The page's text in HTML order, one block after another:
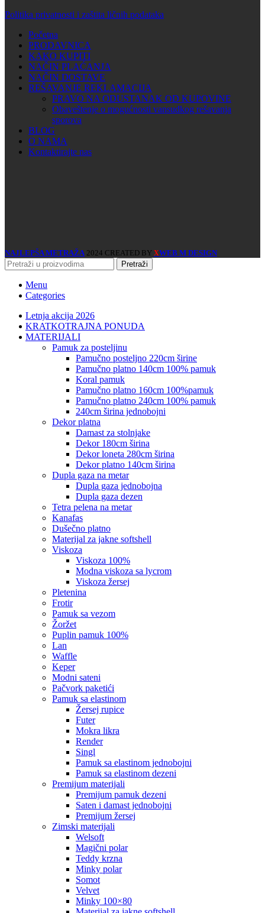
Politika privatnosti i zaštita ličnih podataka
Početna
PRODAVNICA
KAKO KUPITI
NAČIN PLAĆANJA
NAČIN DOSTAVE
REŠAVANJE REKLAMACIJA
PRAVO NA ODUSTANAK OD KUPOVINE
Obaveštenje o mogućnosti vansudkog rešavanja
sporova
BLOG
O NAMA
Kontaktirajte nas
NAJLEPŠA METRAŽA 2024 CREATED BY XWEB M DESIGN
Pretraži
Menu
Categories
Letnja akcija 2026
KRATKOTRAJNA PONUDA
MATERIJALI
pamuk za posteljinu
pamučno posteljno 220cm širine
pamučno platno 140cm 100% pamuk
koral pamuk
pamučno platno 160cm 100%pamuk
pamučno platno 240cm 100% pamuk
240cm širina jednobojni
dekor platna
damast za stolnjake
dekor 180cm širina
dekor loneta 280cm širina
dekor platno 140cm širina
dupla gaza na metar
dupla gaza jednobojna
dupla gaza dezen
tetra pelena na metar
kanafas
dušečno platno
materijal za jakne softshell
viskoza
viskoza 100%
modna viskoza sa lycrom
viskoza žersej
pletenina
frotir
pamuk sa vezom
žoržet
puplin pamuk 100%
lan
waffle
keper
modni sateni
pačvork paketići
pamuk sa elastinom
žersej rupice
futer
mokra likra
render
singl
pamuk sa elastinom jednobojni
pamuk sa elastinom dezeni
premijum materijali
premijum pamuk dezeni
saten i damast jednobojni
premijum žersej
zimski materijali
welsoft
magični polar
teddy krzna
minky polar
somot
velvet
minky 100×80